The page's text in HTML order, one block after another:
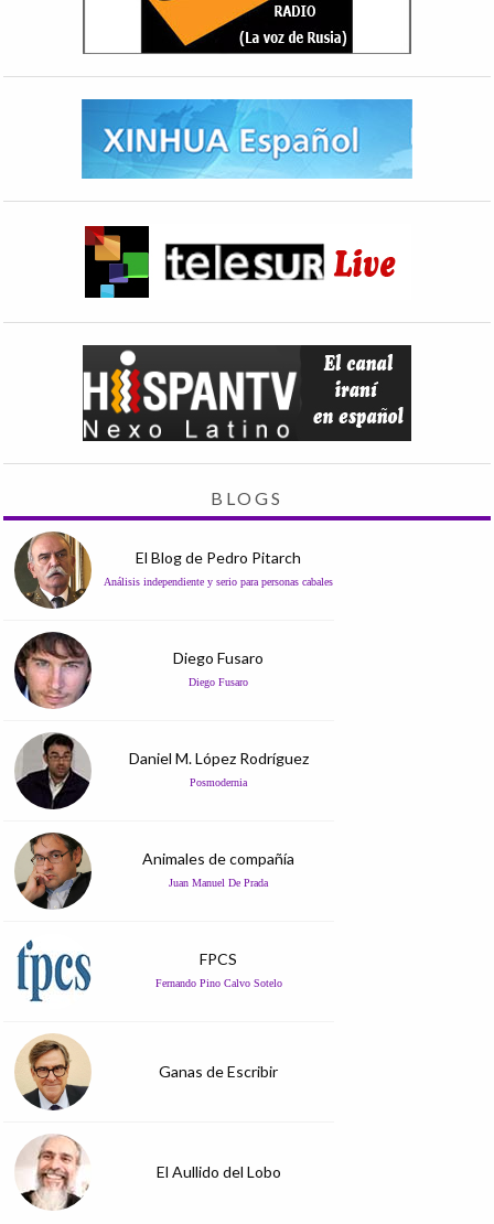
BLOGS
El Blog de Pedro Pitarch
Análisis independiente y serio para personas cabales
Diego Fusaro
Diego Fusaro
Daniel M. López Rodríguez
Posmodernia
Animales de compañía
Juan Manuel De Prada
FPCS
Fernando Pino Calvo Sotelo
Ganas de Escribir
El Aullido del Lobo